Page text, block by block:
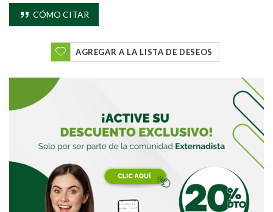
CÓMO CITAR
AGREGAR A LA LISTA DE DESEOS